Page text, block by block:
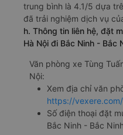
trung bình là 4.1/5 dựa
đã trải nghiệm dịch vụ
h. Thông tin liên hệ, đặt
Hà Nội đi Bắc Ninh - Bắc
Văn phòng xe Tùng
Nội:
Xem địa chỉ văn
https://
Số điện thoại đặt
Bắc Ninh - Bắc